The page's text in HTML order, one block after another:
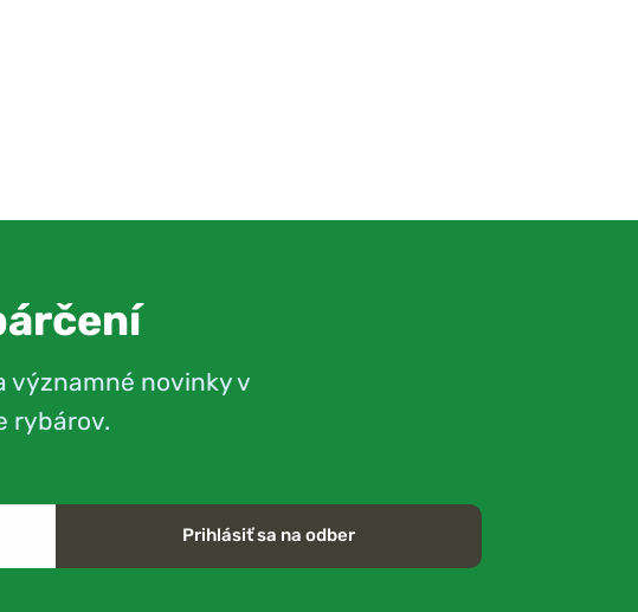
významné novinky v
rybárov.
Prihlásiť sa na odber